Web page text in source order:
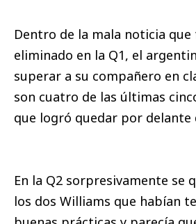
Dentro de la mala noticia
eliminado en la Q1, el
superar a su compañero en
son cuatro de las últimas
que logró quedar por delante
En la Q2 sorpresivamente se
los dos Williams que habían